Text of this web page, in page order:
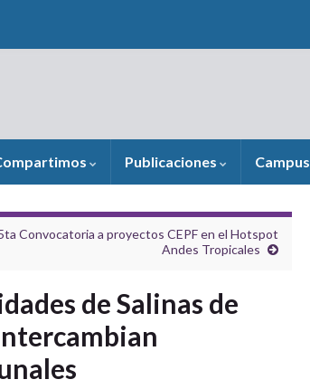
Publicaciones Campus
Convocatoria a proyectos CEPF en el Hotspot
Andes Tropicales
de Salinas de